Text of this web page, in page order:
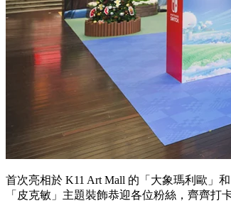
首次亮相於 K11 Art Mall 的「大象瑪利歐」
「皮克敏」主題裝飾恭迎各位粉絲，齊齊打